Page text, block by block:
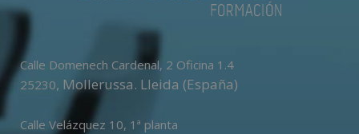
Calle Domenech Cardenal, 2 Oficina 1.4
25230, Mollerussa. Lleida (España)
Calle Velázquez 10, 1ª planta